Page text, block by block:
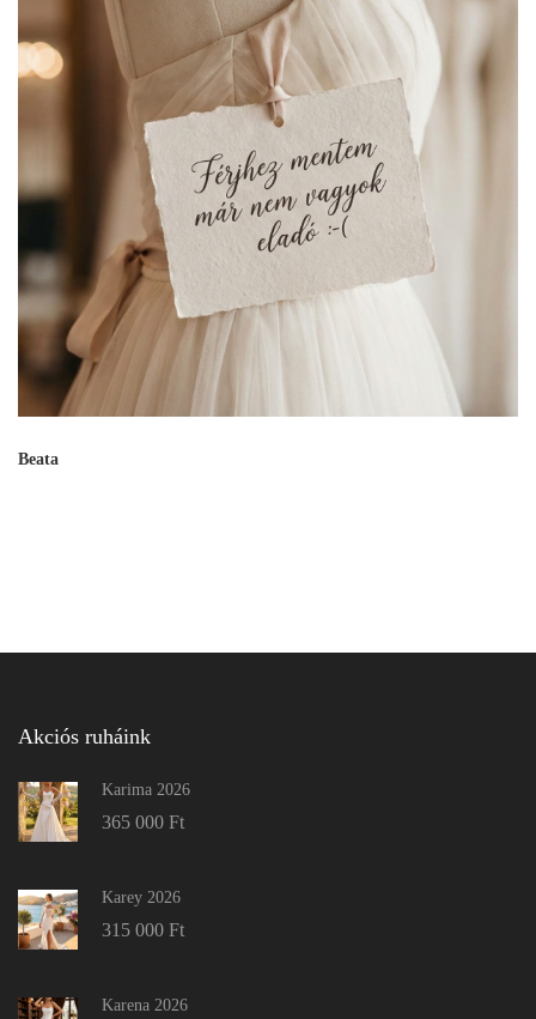
Beata
Akciós ruháink
Karima 2026
365 000 Ft
Karey 2026
315 000 Ft
Karena 2026